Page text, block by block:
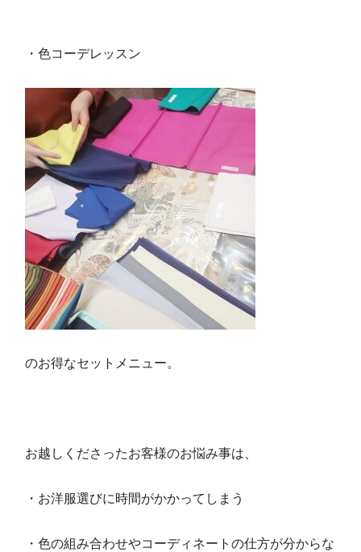
・色コーデレッスン
のお得なセットメニュー。
お越しくださったお客様のお悩み事は、
・お洋服選びに時間がかかってしまう
・色の組み合わせやコーディネートの仕方が分からな